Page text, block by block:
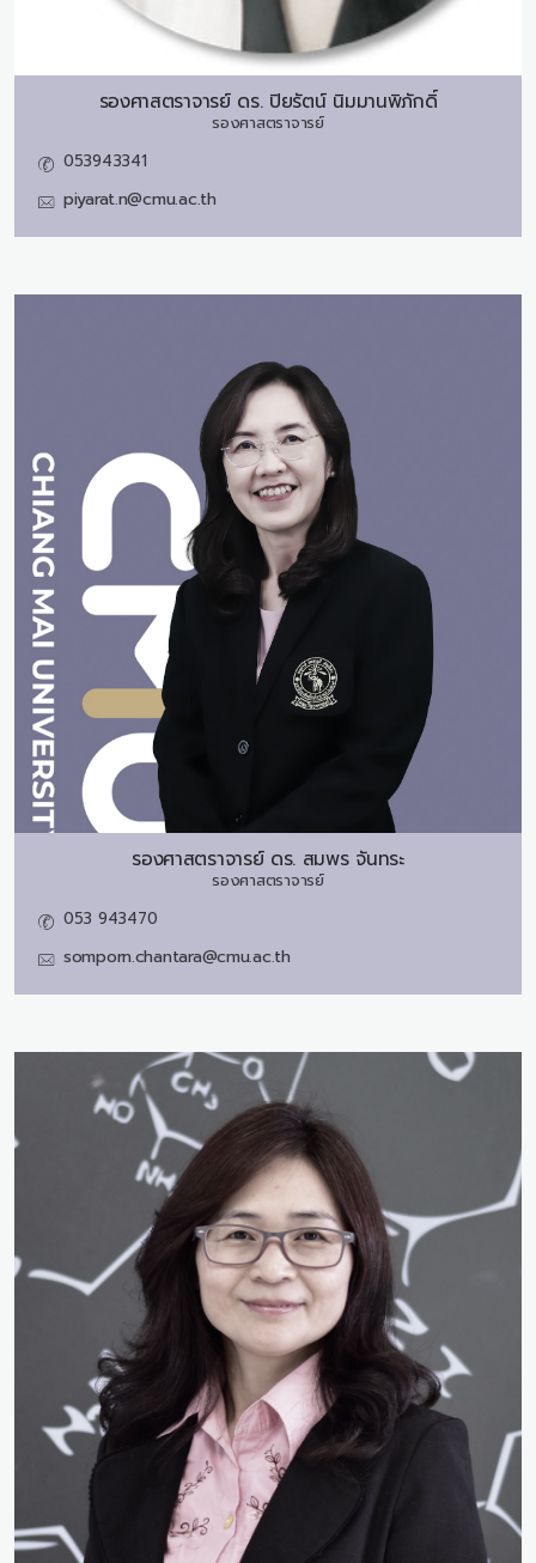
รองศาสตราจารย์ ดร. ปิยรัตน์ นิมมานพิภักดิ์
รองศาสตราจารย์
053943341
piyarat.n@cmu.ac.th
รองศาสตราจารย์ ดร. สมพร จันทระ
รองศาสตราจารย์
053 943470
somporn.chantara@cmu.ac.th